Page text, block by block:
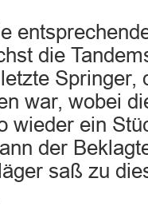
die
Springer,
war, wobei
wieder ein
der
saß zu